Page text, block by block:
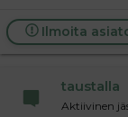
Ilmoita
taustalla
Aktiivinen